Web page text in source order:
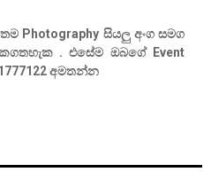
Photography සියලු අංග සමග
. එසේම ඔබගේ Event
අමතන්න